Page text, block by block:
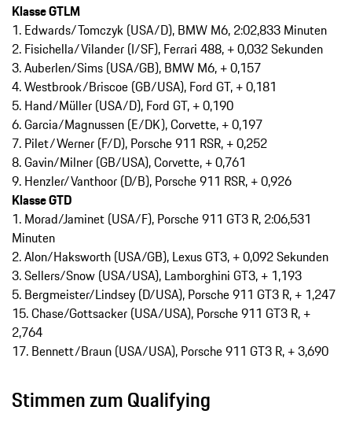
Klasse GTLM
1. Edwards/Tomczyk (USA/D), BMW M6, 2:02,833 Minuten
2. Fisichella/Vilander (I/SF), Ferrari 488, + 0,032 Sekunden
3. Auberlen/Sims (USA/GB), BMW M6, + 0,157
4. Westbrook/Briscoe (GB/USA), Ford GT, + 0,181
5. Hand/Müller (USA/D), Ford GT, + 0,190
6. Garcia/Magnussen (E/DK), Corvette, + 0,197
7. Pilet/Werner (F/D), Porsche 911 RSR, + 0,252
8. Gavin/Milner (GB/USA), Corvette, + 0,761
9. Henzler/Vanthoor (D/B), Porsche 911 RSR, + 0,926
Klasse GTD
1. Morad/Jaminet (USA/F), Porsche 911 GT3 R, 2:06,531
Minuten
2. Alon/Haksworth (USA/GB), Lexus GT3, + 0,092 Sekunden
3. Sellers/Snow (USA/USA), Lamborghini GT3, + 1,193
5. Bergmeister/Lindsey (D/USA), Porsche 911 GT3 R, + 1,247
15. Chase/Gottsacker (USA/USA), Porsche 911 GT3 R, +
2,764
17. Bennett/Braun (USA/USA), Porsche 911 GT3 R, + 3,690
Stimmen zum Qualifying